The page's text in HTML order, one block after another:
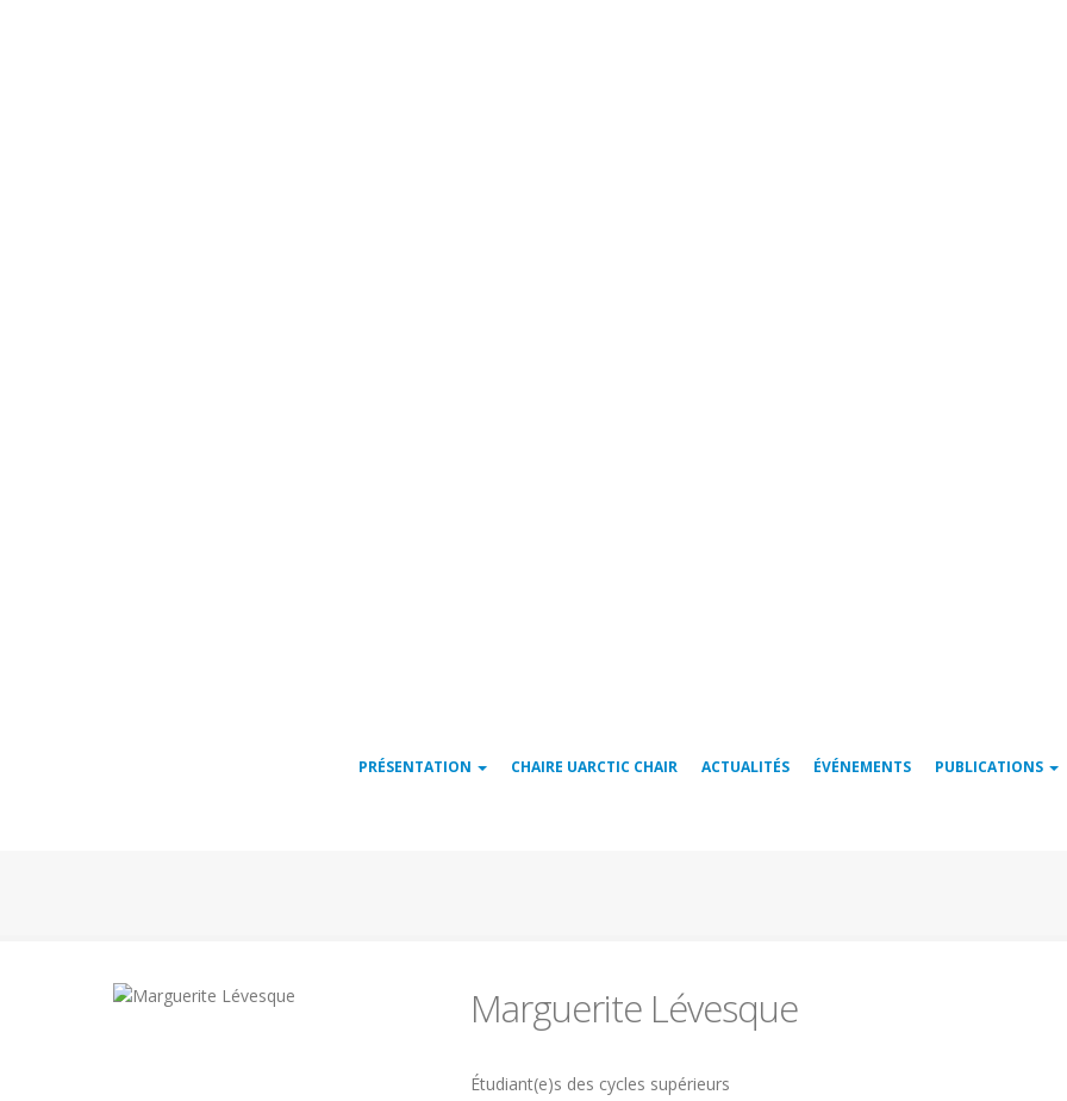
Navigation
PRÉSENTATION CHAIRE UARCTIC CHAIR ACTUALITÉS ÉVÉNEMENTS PUBLICATIONS
Marguerite Lévesque
Étudiant(e)s des cycles supérieurs